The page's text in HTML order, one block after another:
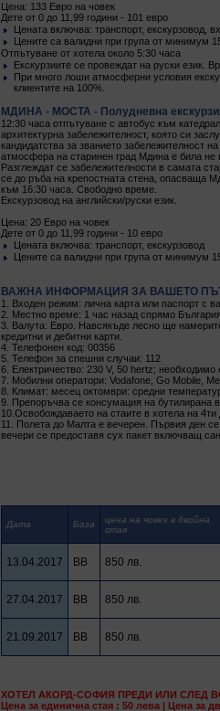
Цена: 133 Евро на човек
Дете от 0 до 11,99 години - 101 евро
Цената включва: транспорт, екскурзовод,
Цените са валидни при група от минимум
Отпътуване от хотела около 5:30 часа
Екскурзиите се провеждат на руски език.
При много лоши атмосферни условия
клиентите на 100%.
МДИНА - МОСТА - Полудневна
12:30 часа отпътуване с автобус към
архитектурна забележителност, която си
кандидатства за званието забележителност
атмосфера на старинен град Мдина е била не
Разглеждат се забележителности в самата
се до ръба на крепостната стена, опасваща
към 16:30 часа. Свободно време.
Екскурзовод на английски/руски език.
Цена: 20 Евро на човек
Дете от 0 до 11,99 години - 10 евро
Цената включва: транспорт, екскурзовод
Цените са валидни при група от минимум
ВАЖНА ИНФОРМАЦИЯ ЗА ВАШЕТО
1. Входен режим: лична карта или паспорт с
2. Местно време: 1 час назад спрямо България.
3. Валута: Евро. Навсякъде лесно ще
кредитни и дебитни карти.
4. Телефонен код: 00356
5. Телефон за спешни случаи: 112
6. Електричество: 230 V, 50 hertz; необходимо
7. Мобилни оператори: Vodafone, Go Mobile,
8. Климат: месец октомври: средни
9. Препоръчва се консумация на бутилирана
10.Освобождаваето на стаите в хотела на
11. Полета до Малта е вечерен. Първия ден се
вечери се предоставя сух пакет включващ
Дата База
цена на човек в двойна
стая
13.04.2017 BB 850 лв.
27.04.2017 BB 850 лв.
21.09.2017 BB 850 лв.
ХОТЕЛ АКОРД-СОФИЯ ПРЕДИ ИЛИ СЛЕД
Цена за единична стая : 50 лева | Цена за